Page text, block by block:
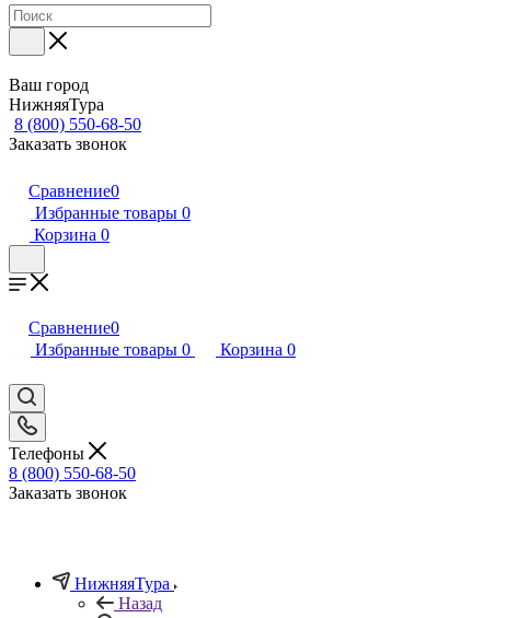
Ваш город
НижняяТура
8 (800) 550-68-50
Заказать звонок
Сравнение0
Избранные товары 0
Корзина 0
Сравнение0
Избранные товары 0 Корзина 0
Телефоны
8 (800) 550-68-50
Заказать звонок
НижняяТура
Назад